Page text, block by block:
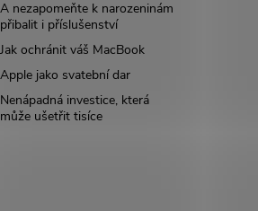
A nezapomeňte k narozeninám
přibalit i příslušenství
Jak ochránit váš MacBook
Apple jako svatební dar
Nenápadná investice, která
může ušetřit tisíce